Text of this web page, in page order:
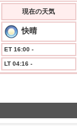
現在の天気
快晴
ET 16:00 -
LT 04:16 -